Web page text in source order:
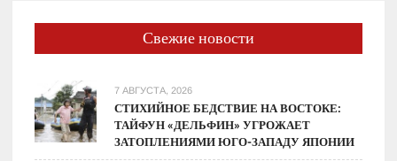
не
исчез,
спрятался,
опровергая
старые
теории
Свежие новости
7 АВГУСТА, 2026
СТИХИЙНОЕ БЕДСТВИЕ НА ВОСТОКЕ:
ТАЙФУН «ДЕЛЬФИН» УГРОЖАЕТ
ЗАТОПЛЕНИЯМИ ЮГО-ЗАПАДУ ЯПОНИИ